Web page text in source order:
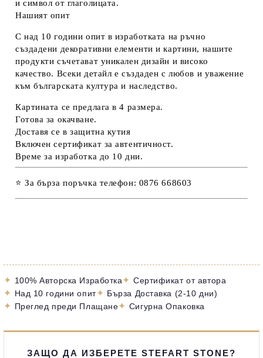
и символ от глаголицата.
Нашият опит
С над 10 години опит в изработката на ръчно
създадени декоративни елементи и картини, нашите
продукти съчетават уникален дизайн и високо
качество. Всеки детайл е създаден с любов и уважение
към българската култура и наследство.
Картината се предлага в 4 размера.
Готова за окачване.
Доставя се в защитна кутия
Включен сертификат за автентичност.
Време за изработка до 10 дни.
⭐ За бърза поръчка телефон: 0876 668603
✦ 100% Авторска Изработка✦ Сертификат от автора
✦ Над 10 години опит✦ Бърза Доставка (2-10 дни)
✦ Преглед преди Плащане✦ Сигурна Опаковка
ЗАЩО ДА ИЗБЕРЕТЕ STEFART STONE?